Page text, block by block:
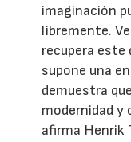
imaginación
libremente.
recupera este
supone una
demuestra
modernidad y
afirma Henrik